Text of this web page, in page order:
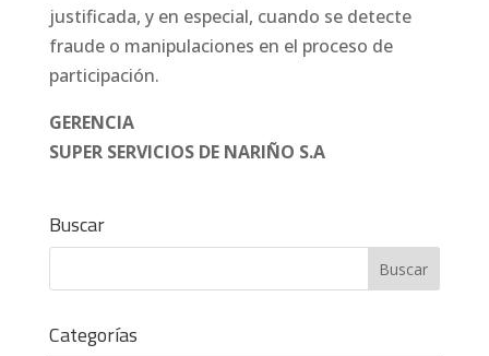
justificada, y en especial, cuando se detecte
fraude o manipulaciones en el proceso de
participación.
GERENCIA
SUPER SERVICIOS DE NARIÑO S.A
Buscar
Categorías